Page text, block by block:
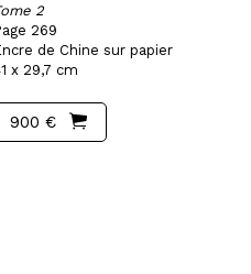
2
269
de Chine sur papier
x 29,7 cm
900 €